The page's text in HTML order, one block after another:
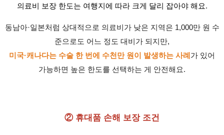
의료비 보장 한도는 여행지에 따라 크게 달리 잡아야 해요.
동남아·일본처럼 상대적으로 의료비가 낮은 지역은 1,000만 원 수
준으로도 어느 정도 대비가 되지만,
미국·캐나다는 수술 한 번에 수천만 원이 발생하는 사례가 있어
가능하면 높은 한도를 선택하는 게 안전해요.
② 휴대품 손해 보장 조건